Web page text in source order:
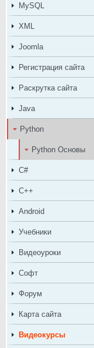
MySQL
XML
Joomla
Регистрация сайта
Раскрутка сайта
Java
Python
Python Основы
C#
C++
Android
Учебники
Видеоуроки
Софт
Форум
Карта сайта
Видеокурсы